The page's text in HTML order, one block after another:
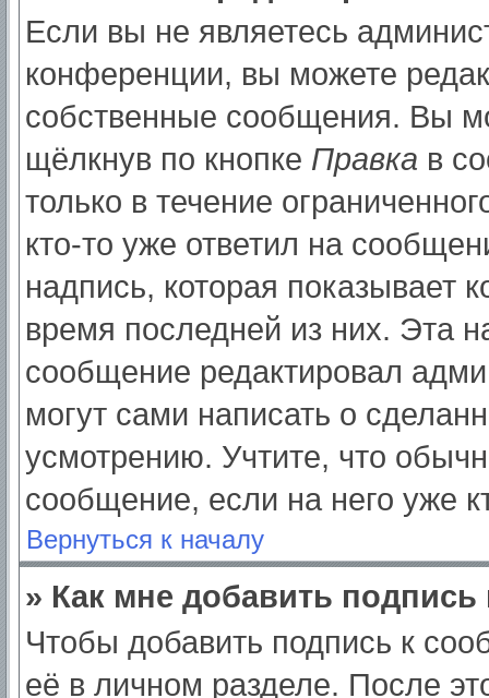
Если вы не являетесь
конференции, вы можете
собственные сообщения. Вы
щёлкнув по кнопке Правка в
только в течение
кто-то уже ответил на
надпись, которая показывает
время последней из них. Эта
сообщение редактировал
могут сами написать о
усмотрению. Учтите, что
сообщение, если на него уже
Вернуться к началу
» Как мне добавить
Чтобы добавить подпись к
её в личном разделе. После